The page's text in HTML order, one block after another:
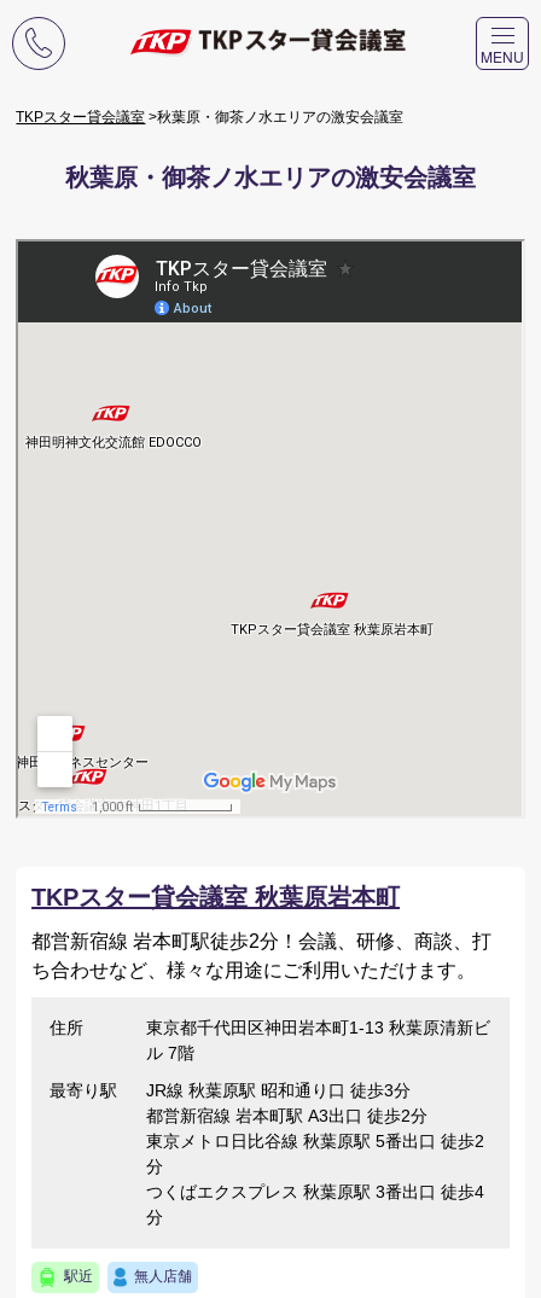
TKPスター貸会議室 秋葉原・御茶ノ水エリアの激安会議室
秋葉原・御茶ノ水エリアの激安会議室
TKPスター貸会議室 秋葉原岩本町
都営新宿線 岩本町駅徒歩2分！会議、研修、商談、打
ち合わせなど、様々な用途にご利用いただけます。
住所
東京都千代田区神田岩本町1-13 秋葉原清新ビ
ル 7階
最寄り駅
JR線 秋葉原駅 昭和通り口 徒歩3分
都営新宿線 岩本町駅 A3出口 徒歩2分
東京メトロ日比谷線 秋葉原駅 5番出口 徒歩2
分
つくばエクスプレス 秋葉原駅 3番出口 徒歩4
分
駅近 無人店舗